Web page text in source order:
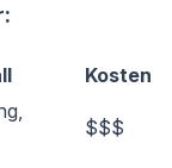
Kosten
$$$